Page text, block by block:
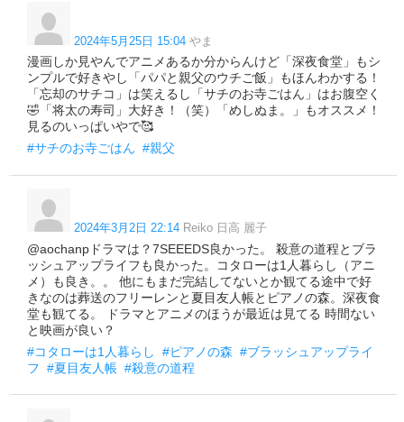
2024年5月25日 15:04 やま
漫画しか見やんでアニメあるか分からんけど「深夜食堂」もシ
ンプルで好きやし「パパと親父のウチご飯」もほんわかする！
「忘却のサチコ」は笑えるし「サチのお寺ごはん」はお腹空く
🤣「将太の寿司」大好き！（笑）「めしぬま。」もオススメ！
見るのいっぱいやで🥰
#サチのお寺ごはん #親父
2024年3月2日 22:14 Reiko 日高 麗子
@aochanpドラマは？7SEEEDS良かった。 殺意の道程とブラ
ッシュアップライフも良かった。コタローは1人暮らし（アニ
メ）も良き。。 他にもまだ完結してないとか観てる途中で好
きなのは葬送のフリーレンと夏目友人帳とピアノの森。深夜食
堂も観てる。 ドラマとアニメのほうが最近は見てる 時間ない
と映画が良い？
#コタローは1人暮らし
#ピアノの森 #ブラッシュアップライ
フ #夏目友人帳 #殺意の道程